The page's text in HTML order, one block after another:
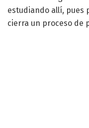
estudiando allí, pues
cierra un proceso de